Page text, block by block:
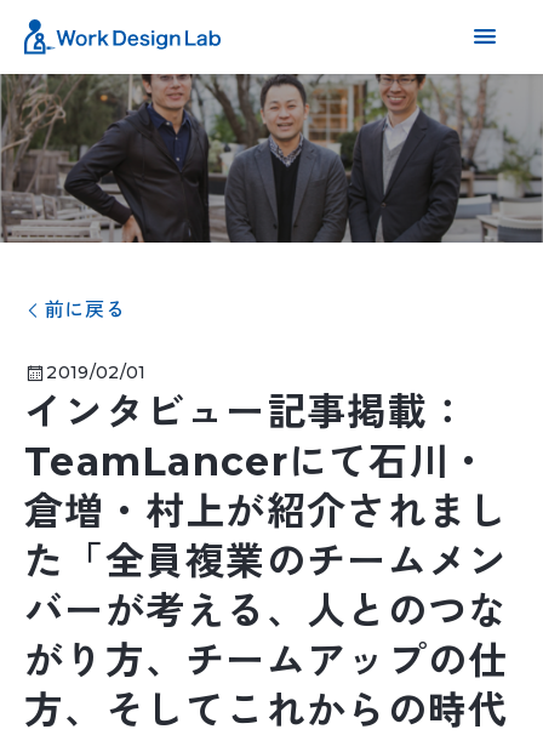
前に戻る
2019/02/01
インタビュー記事掲載：
TeamLancerにて石川・
倉増・村上が紹介されまし
た「全員複業のチームメン
バーが考える、人とのつな
がり方、チームアップの仕
方、そしてこれからの時代